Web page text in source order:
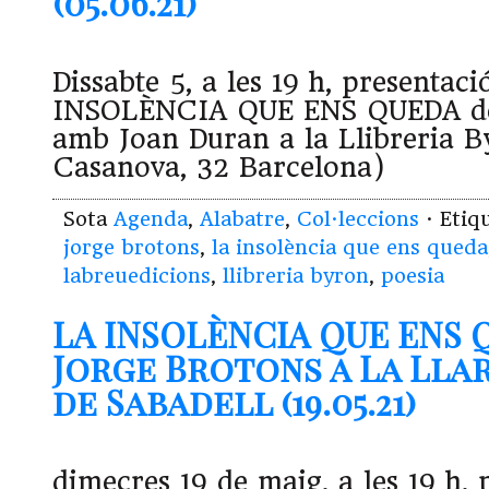
Dissabte 5, a les 19 h,
INSOLÈNCIA QUE ENS QUEDA
amb Joan Duran a la Llibreria
Casanova, 32 Barcelona)
Sota Agenda, Alabatre, Col·leccions ·
jorge brotons, la insolència que ens queda
labreuedicions, llibreria byron, poesia
LA INSOLÈNCIA QUE ENS
Jorge Brotons a La
de Sabadell (19.05.21)
dimecres 19 de maig, a les 19 h,